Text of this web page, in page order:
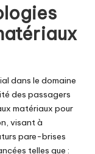
dans le domaine
des passagers
matériaux pour
visant à
pare-brises
telles que :